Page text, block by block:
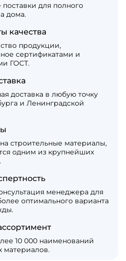
для полного
дома.
качества
продукции,
сертификатами и
ГОСТ.
доставка в любую точку
и Ленинградской
строительные материалы,
одним из крупнейших
менеджера для
оптимального варианта
10 000 наименований
материалов.